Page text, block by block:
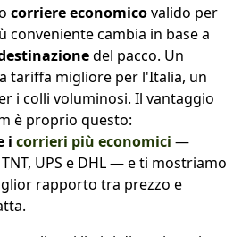
corriere economicovalido per
conveniente cambia in base a
del pacco. Un
tariffa migliore per l'Italia, un
i colli voluminosi. Il vantaggio
è proprio questo:
i corrieri più economici —
TNT, UPS e DHL — e ti mostriamo
rapporto tra prezzo e